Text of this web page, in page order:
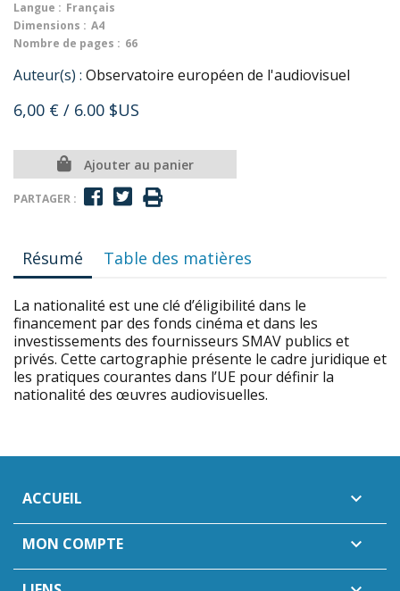
Langue : Français
Dimensions : A4
Nombre de pages : 66
Auteur(s) : Observatoire européen de l'audiovisuel
6,00 € / 6.00 $US
Ajouter au panier
PARTAGER :
Résumé Table des matières
La nationalité est une clé d’éligibilité dans le
financement par des fonds cinéma et dans les
investissements des fournisseurs SMAV publics et
privés. Cette cartographie présente le cadre juridique et
les pratiques courantes dans l’UE pour définir la
nationalité des œuvres audiovisuelles.
ACCUEIL 
MON COMPTE 